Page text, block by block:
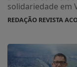
solidariedade em
REDAÇÃO REVISTA